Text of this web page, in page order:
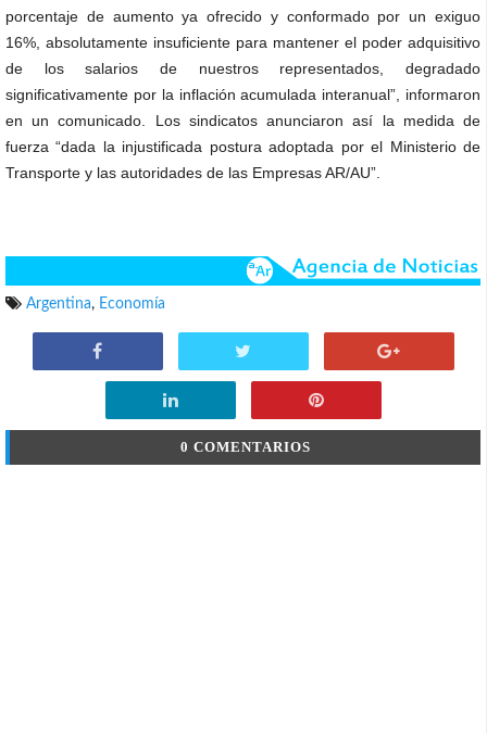
porcentaje de aumento ya ofrecido y conformado por un exiguo
16%, absolutamente insuficiente para mantener el poder adquisitivo
de los salarios de nuestros representados, degradado
significativamente por la inflación acumulada interanual”, informaron
en un comunicado. Los sindicatos anunciaron así la medida de
fuerza “dada la injustificada postura adoptada por el Ministerio de
Transporte y las autoridades de las Empresas AR/AU”.
Argentina, Economía
0 COMENTARIOS